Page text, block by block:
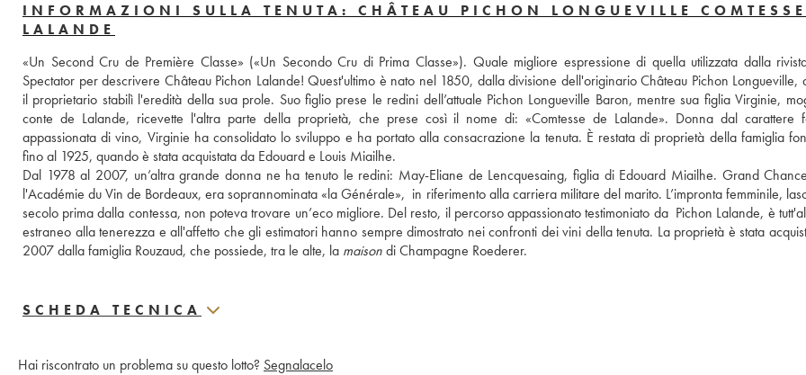
INFORMAZIONI SULLA TENUTA: CHÂTEAU PICHON LONGUEVILLE
LALANDE
«Un Second Cru de Première Classe» («Un Secondo Cru di Prima Classe»). Quale migliore espressione di quella utilizzata dalla
Spectator per descrivere Château Pichon Lalande! Quest'ultimo è nato nel 1850, dalla divisione dell'originario Château Pichon Longueville,
il proprietario stabilì l'eredità della sua prole. Suo figlio prese le redini dell’attuale Pichon Longueville Baron, mentre sua figlia Virginie,
conte de Lalande, ricevette l'altra parte della proprietà, che prese così il nome di: «Comtesse de Lalande». Donna dal carattere
appassionata di vino, Virginie ha consolidato lo sviluppo e ha portato alla consacrazione la tenuta. È restata di proprietà della famiglia
fino al 1925, quando è stata acquistata da Edouard e Louis Miailhe.
Dal 1978 al 2007, un’altra grande donna ne ha tenuto le redini: May-Eliane de Lencquesaing, figlia di Edouard Miailhe. Grand
l'Académie du Vin de Bordeaux, era soprannominata «la Générale»,  in riferimento alla carriera militare del marito. L’impronta femminile,
secolo prima dalla contessa, non poteva trovare un’eco migliore. Del resto, il percorso appassionato testimoniato da  Pichon Lalande, è
estraneo alla tenerezza e all'affetto che gli estimatori hanno sempre dimostrato nei confronti dei vini della tenuta. La proprietà è stata
2007 dalla famiglia Rouzaud, che possiede, tra le alte, la maison di Champagne Roederer.
SCHEDA TECNICA
Hai riscontrato un problema su questo lotto? Segnalacelo